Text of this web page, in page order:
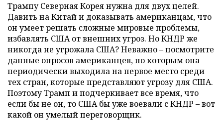
Трампу Северная Корея нужна для двух целей.
Давить на Китай и доказывать американцам, что
он умеет решать сложные мировые проблемы,
избавлять США от внешних угроз. Но КНДР же
никогда не угрожала США? Неважно – посмотрите
данные опросов американцев, по которым она
периодически выходила на первое место среди
тех стран, которые представляют угрозу для США.
Поэтому Трамп и подчеркивает все время, что
если бы не он, то США бы уже воевали с КНДР – вот
какой он умелый переговорщик.